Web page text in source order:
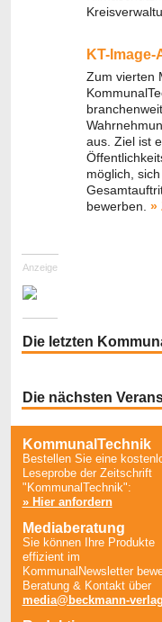
KT-Image-
Zum vierten
aus. Ziel ist
möglich,
bewerben. »
Anzeige
Die letzten
Die nächsten
KommunalTechnik
Bestellen Sie eine
Leseprobe der Zeitschrift
"KommunalTechnik":
» Hier anfordern
Mediaberatung
Sie können Ihre Produkte
effizient im
KommunalNewsletter
Beratung & Kontakt über
media@beckmann-